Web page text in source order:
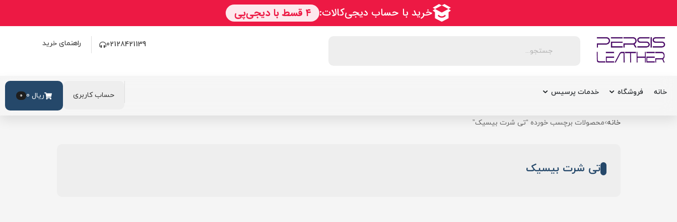
02128421139 راهنمای خرید
خانه فروشگاه خدمات پرسیس حساب کاربری 0 ریال 0
خانه محصولات برچسب خورده “تی شرت بیسیک”
تی شرت بیسیک